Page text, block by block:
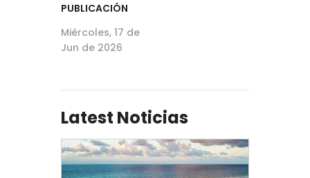
PUBLICACIÓN
Miércoles, 17 de
Jun de 2026
Latest Noticias